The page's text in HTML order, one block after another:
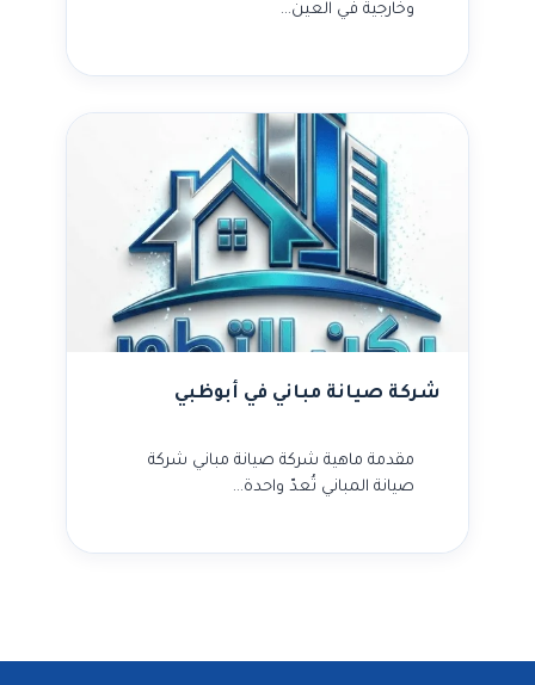
وخارجية في العين…
شركة صيانة مباني في أبوظبي
مقدمة ماهية شركة صيانة مباني شركة
صيانة المباني تُعدّ واحدة…